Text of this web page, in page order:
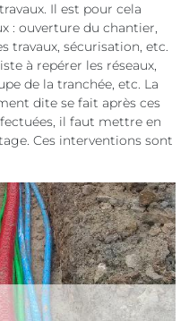
Il est pour cela
: ouverture du chantier,
travaux, sécurisation, etc.
à repérer les réseaux,
de la tranchée, etc. La
dite se fait après ces
il faut mettre en
Ces interventions sont